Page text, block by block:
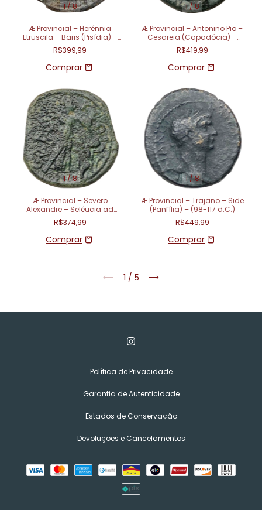
1/8
Æ Provincial – Herênnia
Etruscila – Baris (Pisídia) –
(249-251 d.C.)
R$399,99
1/8
Æ Provincial – Antonino Pio –
Cesareia (Capadócia) –
Ano 22 – (138-161 d.C.)
R$419,99
1/8
Æ Provincial – Severo
Alexandre – Selêucia ad
Calycadnum (Cilícia) –
(222-235 d.C.)
R$374,99
1/8
Æ Provincial – Trajano – Side
(Panfília) – (98-117 d.C.)
R$449,99
1 / 5
Política de Privacidade
Garantia de Autenticidade
Estados de Conservação
Devoluções e Cancelamentos